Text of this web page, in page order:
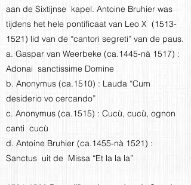
aan de Sixtijnse kapel. Antoine Bruhier was
tijdens het hele pontificaat van Leo X (1513-
1521) lid van de “cantori segreti” van de paus.
a. Gaspar van Weerbeke (ca.1445-nà 1517) :
Adonai sanctissime Domine
b. Anonymus (ca.1510) : Lauda “Cum
desiderio vo cercando”
c. Anonymus (ca.1515) : Cucù, cucù, ognon
canti cucù
d. Antoine Bruhier (ca.1455-nà 1521) :
Sanctus uit de Missa “Et la la la”